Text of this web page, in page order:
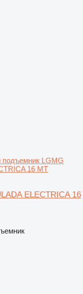
подъемник LGMG
16 MT
ELECTRICA 16